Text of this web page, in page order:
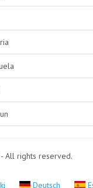
All rights reserved.
Deutsch